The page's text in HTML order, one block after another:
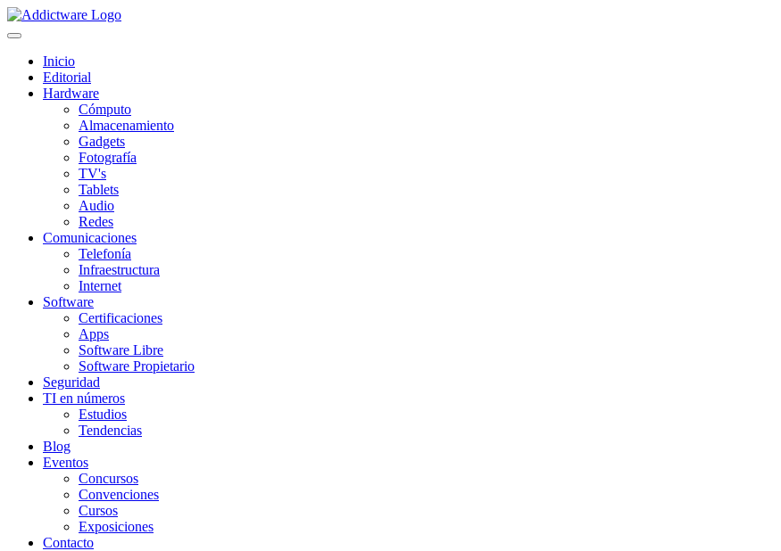
Inicio
Editorial
Hardware
Cómputo
Almacenamiento
Gadgets
Fotografía
TV's
Tablets
Audio
Redes
Comunicaciones
Telefonía
Infraestructura
Internet
Software
Certificaciones
Apps
Software Libre
Software Propietario
Seguridad
TI en números
Estudios
Tendencias
Blog
Eventos
Concursos
Convenciones
Cursos
Exposiciones
Contacto